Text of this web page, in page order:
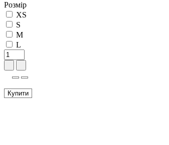
Розмір
XS
S
M
L
Купити